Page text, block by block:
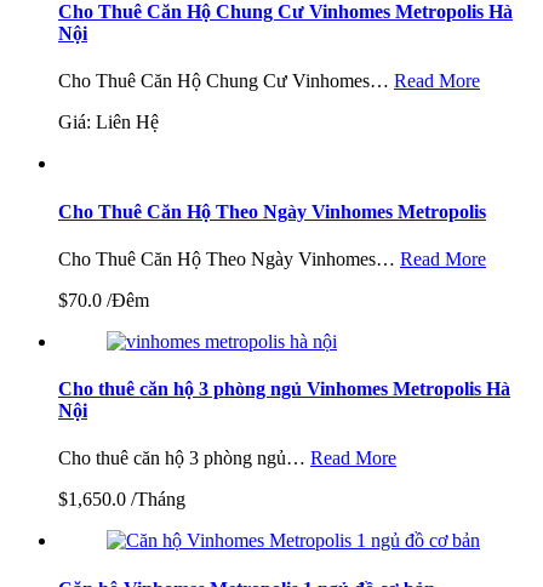
Cho Thuê Căn Hộ Chung Cư Vinhomes Metropolis Hà
Nội
Cho Thuê Căn Hộ Chung Cư Vinhomes… Read More
Giá: Liên Hệ
Cho Thuê Căn Hộ Theo Ngày Vinhomes Metropolis
Cho Thuê Căn Hộ Theo Ngày Vinhomes… Read More
$70.0 /Đêm
Cho thuê căn hộ 3 phòng ngủ Vinhomes Metropolis Hà
Nội
Cho thuê căn hộ 3 phòng ngủ… Read More
$1,650.0 /Tháng